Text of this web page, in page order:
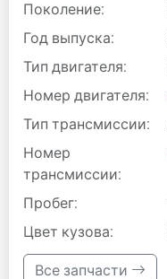
Поколение:
Год выпуска:
Тип двигателя:
Номер двигателя:
Тип трансмиссии:
Номер
трансмиссии:
Пробег:
Цвет кузова:
Все запчасти